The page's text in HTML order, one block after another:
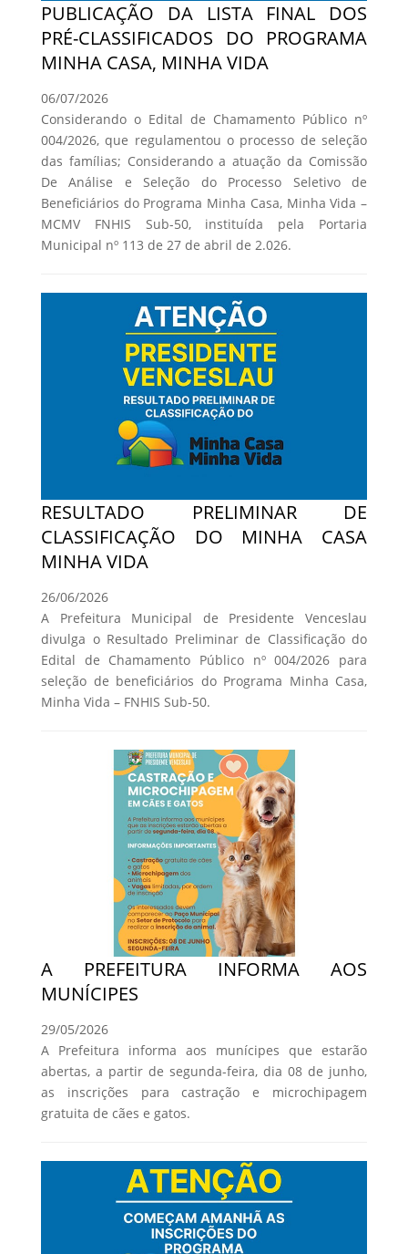
PUBLICAÇÃO DA LISTA FINAL DOS
PRÉ-CLASSIFICADOS DO PROGRAMA
MINHA CASA, MINHA VIDA
06/07/2026
Considerando o Edital de Chamamento Público nº
004/2026, que regulamentou o processo de seleção
das famílias; Considerando a atuação da Comissão
De Análise e Seleção do Processo Seletivo de
Beneficiários do Programa Minha Casa, Minha Vida –
MCMV FNHIS Sub-50, instituída pela Portaria
Municipal nº 113 de 27 de abril de 2.026.
RESULTADO PRELIMINAR DE
CLASSIFICAÇÃO DO MINHA CASA
MINHA VIDA
26/06/2026
A Prefeitura Municipal de Presidente Venceslau
divulga o Resultado Preliminar de Classificação do
Edital de Chamamento Público nº 004/2026 para
seleção de beneficiários do Programa Minha Casa,
Minha Vida – FNHIS Sub-50.
A PREFEITURA INFORMA AOS
MUNÍCIPES
29/05/2026
A Prefeitura informa aos munícipes que estarão
abertas, a partir de segunda-feira, dia 08 de junho,
as inscrições para castração e microchipagem
gratuita de cães e gatos.